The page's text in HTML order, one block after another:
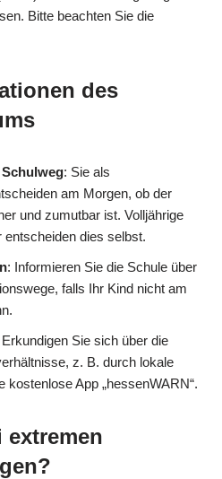
Bitte beachten Sie die
des
: Sie als
am Morgen, ob der
und zumutbar ist. Volljährige
entscheiden dies selbst.
: Informieren Sie die Schule über
falls Ihr Kind nicht am
Erkundigen Sie sich über die
z. B. durch lokale
kostenlose App „hessenWARN“.
extremen